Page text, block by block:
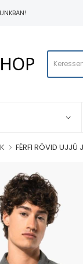
FÉRFI RÖVID UJJÚ